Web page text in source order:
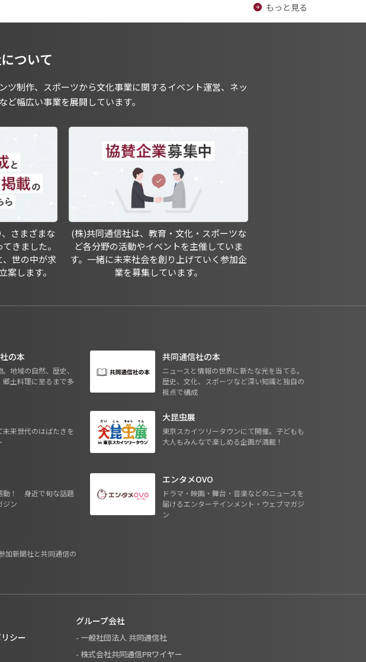
もっと見る
ついて
制作、スポーツから文化事業に関するイベント運営、ネッ
ど幅広い事業を展開しています。
さまざまな
きました。
世の中が求
案します。
(株)共同通信社は、教育・文化・スポーツな
ど各分野の活動やイベントを主催していま
す。一緒に未来社会を創り上げていく参加企
業を募集しています。
の本
地域の自然、歴史、
土料理に至るまで多
共同通信社の本
ニュースと情報の世界に新たな光を当てる。
歴史、文化、スポーツなど深い知識と独自の
視点で構成
来世代のはばたきを
大昆虫展
東京スカイツリータウンにて開催。子どもも
大人もみんなで楽しめる企画が満載！
動！ 身近で旬な話題
ジン
エンタメOVO
ドラマ・映画・舞台・音楽などのニュースを
届けるエンターテインメント・ウェブマガジ
ン
加新聞社と共同通信の
シー
グループ会社
- 一般社団法人 共同通信社
- 株式会社共同通信PRワイヤー